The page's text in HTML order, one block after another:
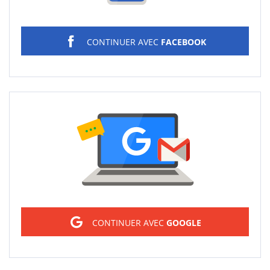
CONTINUER AVEC FACEBOOK
CONTINUER AVEC GOOGLE